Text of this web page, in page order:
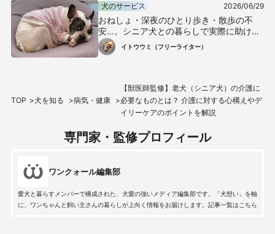
犬のサービス 2026/06/29
おねしょ・深夜のひとり歩き・散歩の不
安…。シニア犬との暮らしで実際に助けら
れたアイテム3選
イトウウミ（フリーライター）
TOP 犬を知る 病気・健康
【獣医師監修】老犬（シニア犬）の介護に
必要なものとは？ 介護に対する心構えやデ
イリーケアのポイントを解説
専門家・監修プロフィール
ワンクォール編集部
愛犬と暮らすメンバーで構成された、犬愛の強いメディア編集部です。「犬想い」を軸
に、ワンちゃんと飼い主さんの暮らしが上向く情報をお届けします。記事一覧はこちら